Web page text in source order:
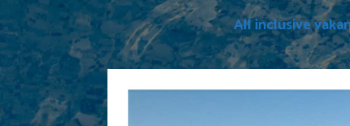
All inclusive